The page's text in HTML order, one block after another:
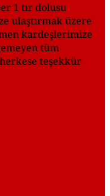
1 tır dolusu
ulaştırmak üzere
kardeşlerimize
tüm
teşekkür